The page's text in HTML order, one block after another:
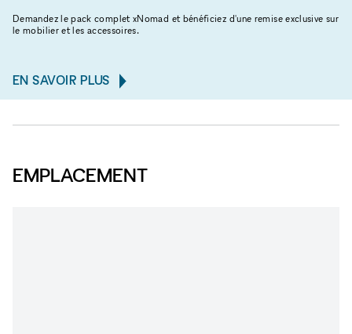
Demandez le pack complet xNomad et bénéficiez d'une remise exclusive sur
le mobilier et les accessoires.
EN SAVOIR PLUS
EMPLACEMENT